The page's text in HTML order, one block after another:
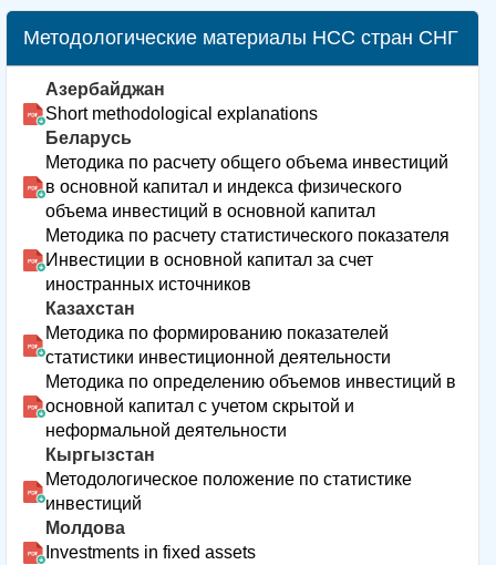
Методологические материалы НСС стран СНГ
Азербайджан
Short methodological explanations
Беларусь
Методика по расчету общего объема инвестиций
в основной капитал и индекса физического
объема инвестиций в основной капитал
Методика по расчету статистического показателя
Инвестиции в основной капитал за счет
иностранных источников
Казахстан
Методика по формированию показателей
статистики инвестиционной деятельности
Методика по определению объемов инвестиций в
основной капитал с учетом скрытой и
неформальной деятельности
Кыргызстан
Методологическое положение по статистике
инвестиций
Молдова
Investments in fixed assets